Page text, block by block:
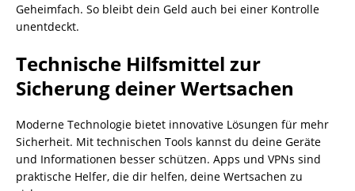
Geheimfach. So bleibt dein Geld auch bei einer Kontrolle
unentdeckt.
Technische Hilfsmittel zur
Sicherung deiner Wertsachen
Moderne Technologie bietet innovative Lösungen für mehr
Sicherheit. Mit technischen Tools kannst du deine Geräte
und Informationen besser schützen. Apps und VPNs sind
praktische Helfer, die dir helfen, deine Wertsachen zu